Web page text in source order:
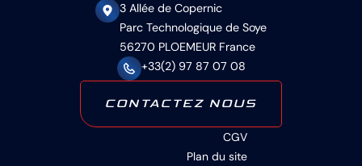
3 Allée de Copernic
Parc Technologique de Soye
56270 PLOEMEUR France
+33(2) 97 87 07 08
CONTACTEZ NOUS
CGV
Plan du site